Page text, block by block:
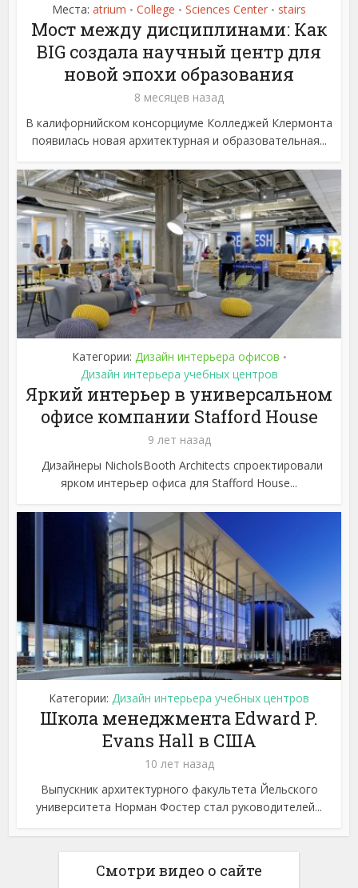
Места: atrium • College • Sciences Center • stairs
Мост между дисциплинами: Как
BIG создала научный центр для
новой эпохи образования
8 месяцев назад
В калифорнийском консорциуме Колледжей Клермонта
появилась новая архитектурная и образовательная...
Категории: Дизайн интерьера офисов •
Дизайн интерьера учебных центров
Яркий интерьер в универсальном
офисе компании Stafford House
9 лет назад
Дизайнеры NicholsBooth Architects спроектировали
ярком интерьер офиса для Stafford House...
Категории: Дизайн интерьера учебных центров
Школа менеджмента Edward P.
Evans Hall в США
10 лет назад
Выпускник архитектурного факультета Йельского
университета Норман Фостер стал руководителей...
Смотри видео о сайте